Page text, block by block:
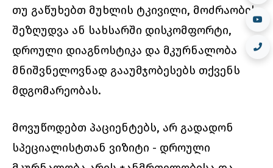
თუ გაწუხებთ მუხლის ტკივილი, მოძრაობის
შეზღუდვა ან სახსარში დისკომფორტი,
დროული დიაგნოსტიკა და მკურნალობა
მნიშვნელოვნად გააუმჯობესებს თქვენს
მდგომარეობას.
მოვუწოდებთ პაციენტებს, არ გადადონ
სპეციალისტთან ვიზიტი - დროული